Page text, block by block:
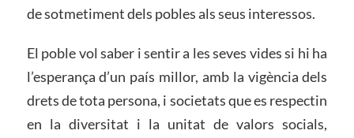
de sotmetiment dels pobles als seus interessos.
El poble vol saber i sentir a les seves vides si hi ha
l’esperança d’un país millor, amb la vigència dels
drets de tota persona, i societats que es respectin
en la diversitat i la unitat de valors socials,